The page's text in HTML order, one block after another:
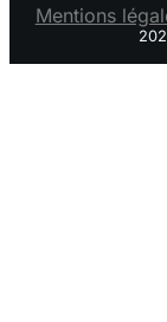
Mentions